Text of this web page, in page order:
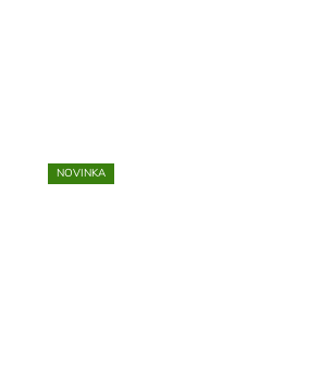
NOVINKA